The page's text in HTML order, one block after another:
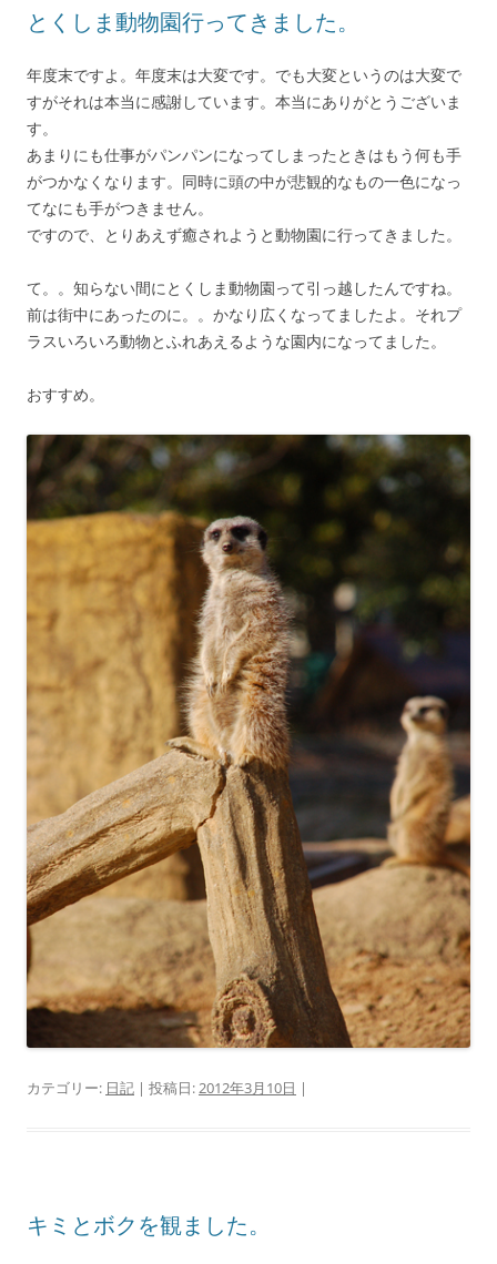
とくしま動物園行ってきました。
年度末ですよ。年度末は大変です。でも大変というのは大変で
すがそれは本当に感謝しています。本当にありがとうございま
す。
あまりにも仕事がパンパンになってしまったときはもう何も手
がつかなくなります。同時に頭の中が悲観的なもの一色になっ
てなにも手がつきません。
ですので、とりあえず癒されようと動物園に行ってきました。
て。。知らない間にとくしま動物園って引っ越したんですね。
前は街中にあったのに。。かなり広くなってましたよ。それプ
ラスいろいろ動物とふれあえるような園内になってました。
おすすめ。
カテゴリー: 日記 | 投稿日: 2012年3月10日 |
キミとボクを観ました。